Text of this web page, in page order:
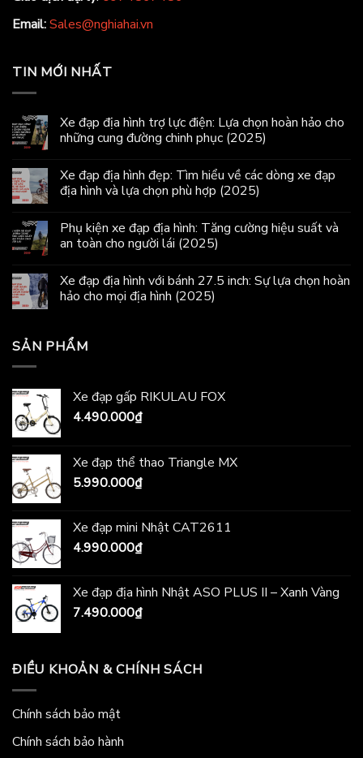
Email:Sales@nghiahai.vn
TIN MỚI NHẤT
Xe đạp địa hình trợ lực điện: Lựa chọn hoàn hảo cho
những cung đường chinh phục (2025)
Xe đạp địa hình đẹp: Tìm hiểu về các dòng xe đạp
địa hình và lựa chọn phù hợp (2025)
Phụ kiện xe đạp địa hình: Tăng cường hiệu suất và
an toàn cho người lái (2025)
Xe đạp địa hình với bánh 27.5 inch: Sự lựa chọn hoàn
hảo cho mọi địa hình (2025)
SẢN PHẨM
Xe đạp gấp RIKULAU FOX
4.490.000₫
Xe đạp thể thao Triangle MX
5.990.000₫
Xe đạp mini Nhật CAT2611
4.990.000₫
Xe đạp địa hình Nhật ASO PLUS II – Xanh Vàng
7.490.000₫
ĐIỀU KHOẢN & CHÍNH SÁCH
Chính sách bảo mật
Chính sách bảo hành